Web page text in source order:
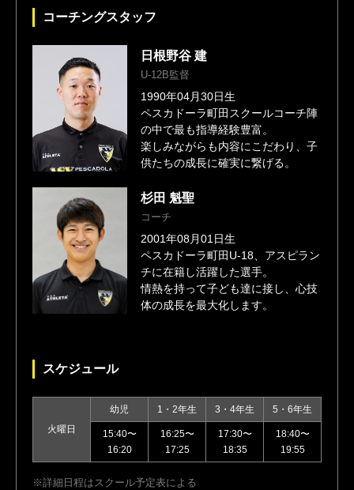
コーチングスタッフ
日根野谷 建
U-12B監督
1990年04月30日生
ペスカドーラ町田スクールコーチ陣
の中で最も指導経験豊富。
楽しみながらも内容にこだわり、子
供たちの成長に確実に繋げる。
杉田 魁聖
コーチ
2001年08月01日生
ペスカドーラ町田U-18、アスピラン
チに在籍し活躍した選手。
情熱を持って子ども達に接し、心技
体の成長を最大化します。
スケジュール
火曜日
幼児 1・2年生 3・4年生 5・6年生
15:40〜
16:20
16:25〜
17:25
17:30〜
18:35
18:40〜
19:55
詳細日程はスクール予定表による